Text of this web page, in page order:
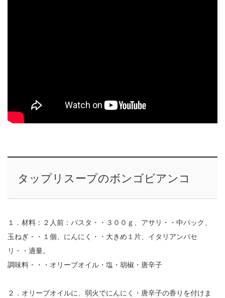
タップリスープのボンゴビアンコ
１．材料：２人前：パスタ・・３００ｇ、アサリ・・中パック、
玉ねぎ・・１個、にんにく・・大きめ１片、イタリアンパセ
リ・・適量。
調味料・・・オリーブオイル・塩・胡椒・唐辛子
２．オリーブオイルに、弱火でにんにく・唐辛子の香りを付けま